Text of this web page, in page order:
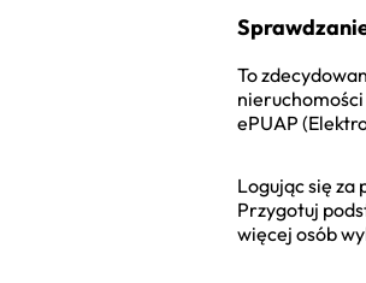
To
ePUAP
Logując się za
Przygotuj
więcej osób